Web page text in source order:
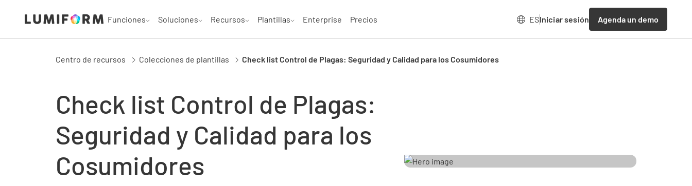
Funciones Soluciones Recursos Plantillas Enterprise Precios ESIniciar sesión Agenda un demo
Centro de recursos Colecciones de plantillas Check list Control de Plagas: Seguridad y Calidad para los Cosumidores
Check list Control de Plagas:
Seguridad y Calidad para los
Cosumidores